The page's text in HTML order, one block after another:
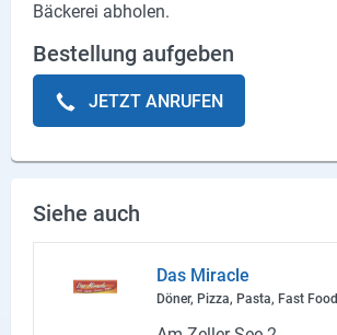
Bäckerei abholen.
Bestellung aufgeben
JETZT ANRUFEN
Siehe auch
Das Mi­ra­cle
Döner, Pizza, Pasta, Fast Food
X
Instagram